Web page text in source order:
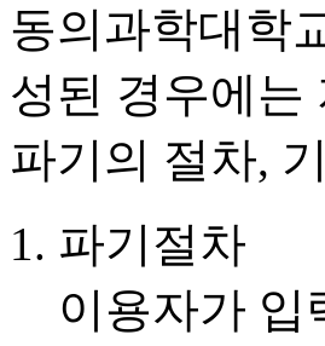
동의과학대학
성된 경우에는
파기의 절차,
파기절차
이용자가 입